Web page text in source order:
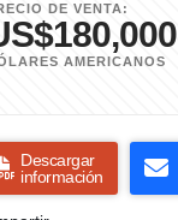
DE VENTA:
AMERICANOS
Descargar
información